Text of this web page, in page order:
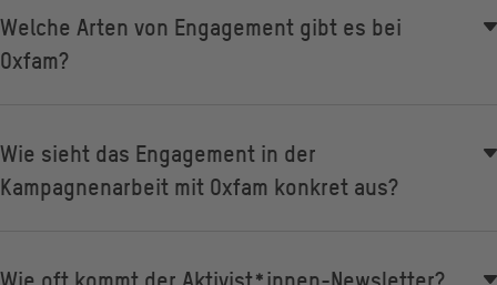
Welche Arten von Engagement gibt es bei
Oxfam?
Wie sieht das Engagement in der
Kampagnenarbeit mit Oxfam konkret aus?